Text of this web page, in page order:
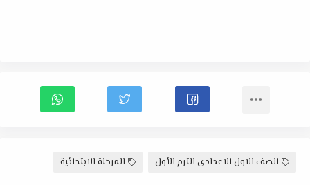
الصف الاول الاعدادى الترم الأول المرحلة الابتدائية